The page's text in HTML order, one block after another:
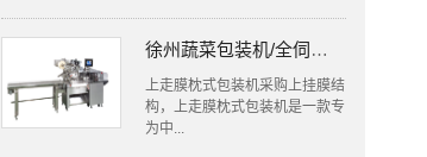
徐州蔬菜包装机/全伺服往复式上走膜枕式包装机
上走膜枕式包装机采购上挂膜结
构，上走膜枕式包装机是一款专
为中...